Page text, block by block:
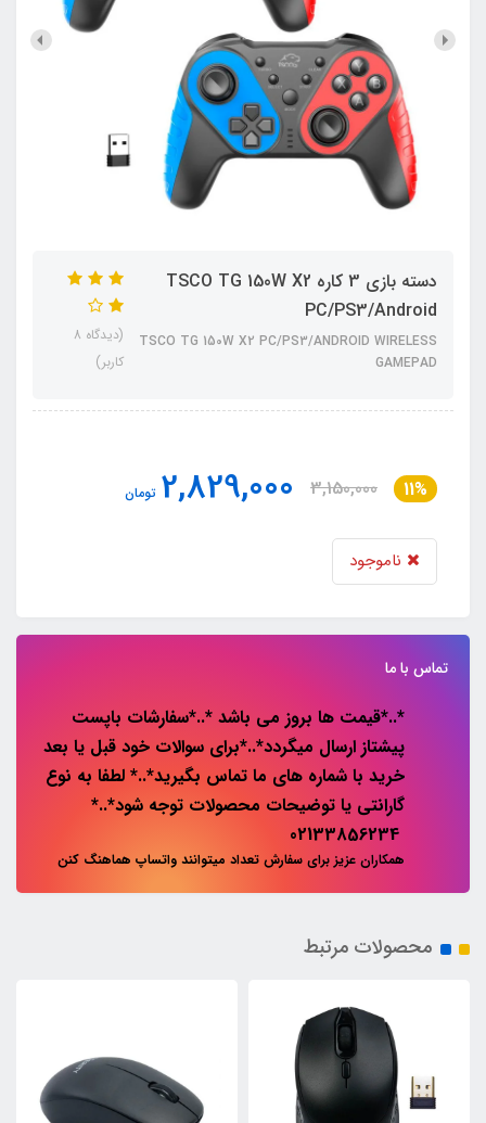
دسته بازی 3 کاره TSCO TG 150W X2
PC/PS3/Android
TSCO TG 150W X2 PC/PS3/ANDROID WIRELESS
GAMEPAD
(دیدگاه 8
کاربر)
11%
3,150,000
2,829,000 تومان
ناموجود
تماس با ما
*..*قیمت ها بروز می باشد *..*سفارشات باپست
پیشتاز ارسال میگردد*..*برای سوالات خود قبل یا بعد
خرید با شماره های ما تماس بگیرید*..* لطفا به نوع
گارانتی یا توضیحات محصولات توجه شود*..*
همکاران عزیز برای سفارش تعداد میتوانند واتساپ هماهنگ کنن
محصولات مرتبط